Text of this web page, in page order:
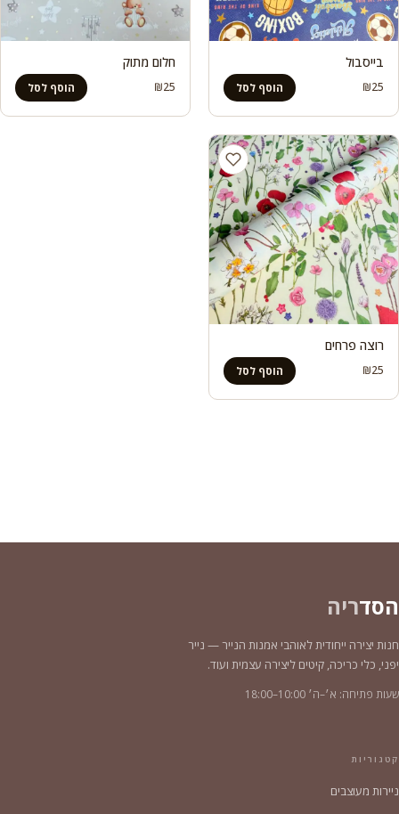
בייסבול
₪25 הוסף לסל
חלום מתוק
₪25 הוסף לסל
רוצה פרחים
₪25 הוסף לסל
הסדריה
חנות יצירה ייחודית לאוהבי אמנות הנייר — נייר
יפני, כלי כריכה, קיטים ליצירה עצמית ועוד.
שעות פתיחה: א׳–ה׳ 10:00–18:00
קטגוריות
ניירות מעוצבים